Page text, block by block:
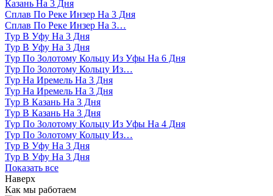
Казань На 3 Дня
Сплав По Реке Инзер На 3 Дня
Сплав По Реке Инзер На 3…
Тур В Уфу На 3 Дня
Тур В Уфу На 3 Дня
Тур По Золотому Кольцу Из Уфы На 6 Дня
Тур По Золотому Кольцу Из…
Тур На Иремель На 3 Дня
Тур На Иремель На 3 Дня
Тур В Казань На 3 Дня
Тур В Казань На 3 Дня
Тур По Золотому Кольцу Из Уфы На 4 Дня
Тур По Золотому Кольцу Из…
Тур В Уфу На 3 Дня
Тур В Уфу На 3 Дня
Показать все
Наверх
Как мы работаем